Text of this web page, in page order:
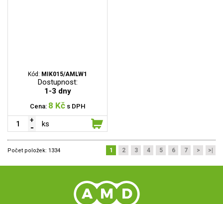
Kód: MIK015/AMLW1
Dostupnost:
1-3 dny
Cena: 8 Kč s DPH
ks
Počet položek: 1334 1 2 3 4 5 6 7 > >|